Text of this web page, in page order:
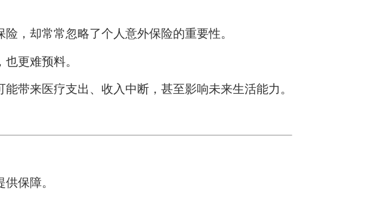
，却常常忽略了个人意外保险的重要性。
更难预料。
带来医疗支出、收入中断，甚至影响未来生活能力。
保障。